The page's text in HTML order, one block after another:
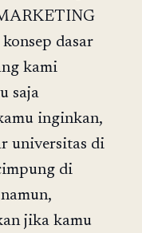
dasar
kami
saja
inginkan,
universitas di
di
jika kamu